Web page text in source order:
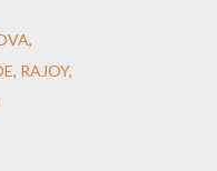
RAJOY